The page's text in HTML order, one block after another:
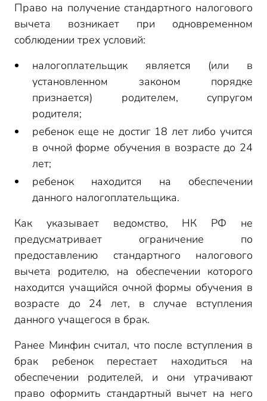
Право на получение стандартного налогового
вычета возникает при одновременном
соблюдении трех условий:
налогоплательщик является (или в
установленном законом порядке
признается) родителем, супругом
родителя;
ребенок еще не достиг 18 лет либо учится
в очной форме обучения в возрасте до 24
лет;
ребенок находится на обеспечении
данного налогоплательщика.
Как указывает ведомство, НК РФ не
предусматривает ограничение по
предоставлению стандартного налогового
вычета родителю, на обеспечении которого
находится учащийся очной формы обучения в
возрасте до 24 лет, в случае вступления
данного учащегося в брак.
Ранее Минфин считал, что после вступления в
брак ребенок перестает находиться на
обеспечении родителей, и они утрачивают
право оформить стандартный вычет на него